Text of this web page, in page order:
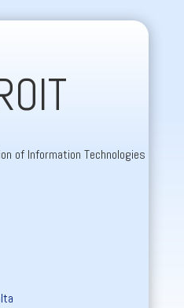
of Information Technologies